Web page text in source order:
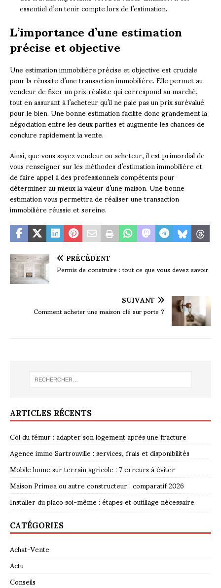
essentiel d’en tenir compte lors de l’estimation.
L’importance d’une estimation
précise et objective
Une estimation immobilière précise et objective est cruciale
pour la réussite d’une transaction immobilière. Elle permet au
vendeur de fixer un prix réaliste qui correspond au marché,
tout en assurant à l’acheteur qu’il ne paie pas un prix surévalué
pour le bien. Une bonne estimation facilite donc grandement la
négociation entre les deux parties et augmente les chances de
conclure rapidement la vente.
Ainsi, que vous soyez vendeur ou acheteur, il est primordial de
vous renseigner sur les méthodes d’estimation immobilière et
de faire appel à des professionnels compétents pour
déterminer au mieux la valeur d’une maison. Une bonne
estimation vous permettra de réaliser une transaction
immobilière réussie et sereine.
PRÉCÉDENT
Permis de construire : tout ce que vous devez savoir
SUIVANT
Comment acheter une maison clé sur porte ?
ARTICLES RÉCENTS
Col du fémur : adapter son logement après une fracture
Agence immo Sartrouville : services, frais et disponibilités
Mobile home sur terrain agricole : 7 erreurs à éviter
Maison Primea ou autre constructeur : comparatif 2026
Installer du placo soi-même : étapes et outillage nécessaire
CATÉGORIES
Achat-Vente
Actu
Conseils